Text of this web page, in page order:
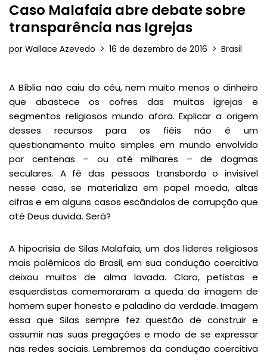
Caso Malafaia abre debate sobre
transparência nas Igrejas
por Wallace Azevedo 16 de dezembro de 2016 Brasil
A Bíblia não caiu do céu, nem muito menos o dinheiro
que abastece os cofres das muitas igrejas e
segmentos religiosos mundo afora. Explicar a origem
desses recursos para os fiéis não é um
questionamento muito simples em mundo envolvido
por centenas – ou até milhares – de dogmas
seculares. A fé das pessoas transborda o invisível
nesse caso, se materializa em papel moeda, altas
cifras e em alguns casos escândalos de corrupção que
até Deus duvida. Será?
A hipocrisia de Silas Malafaia, um dos líderes religiosos
mais polêmicos do Brasil, em sua condução coercitiva
deixou muitos de alma lavada. Claro, petistas e
esquerdistas comemoraram a queda da imagem de
homem super honesto e paladino da verdade. Imagem
essa que Silas sempre fez questão de construir e
assumir nas suas pregações e modo de se expressar
nas redes sociais. Lembremos da condução coercitiva